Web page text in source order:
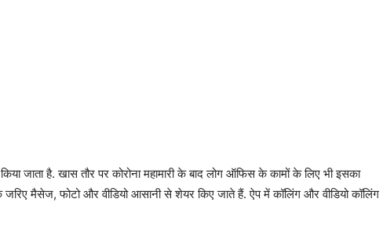
जाता है. खास तौर पर कोरोना महामारी के बाद लोग ऑफिस के कामों के लिए भी इसका
मैसेज, फोटो और वीडियो आसानी से शेयर किए जाते हैं. ऐप में कॉलिंग और वीडियो कॉलिंग